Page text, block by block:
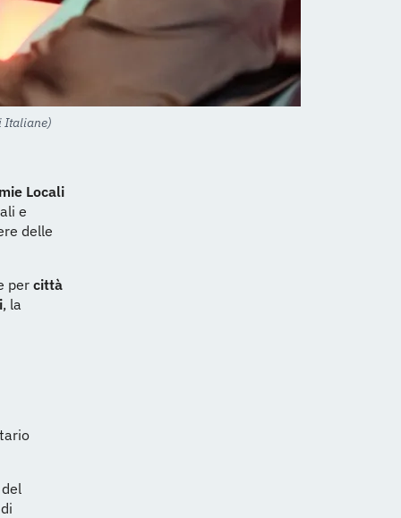
Italiane)
Locali
e
delle
per città
, la